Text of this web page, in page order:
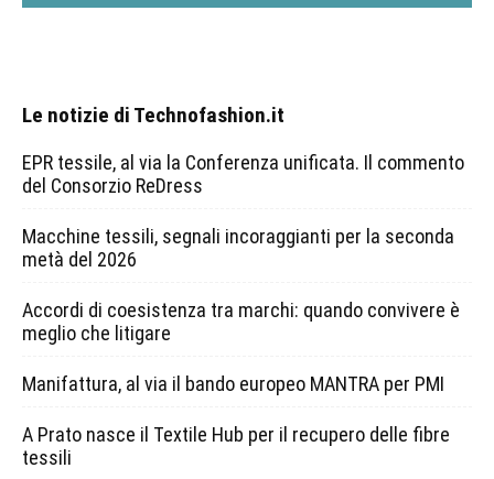
Le notizie di Technofashion.it
EPR tessile, al via la Conferenza unificata. Il commento
del Consorzio ReDress
Macchine tessili, segnali incoraggianti per la seconda
metà del 2026
Accordi di coesistenza tra marchi: quando convivere è
meglio che litigare
Manifattura, al via il bando europeo MANTRA per PMI
A Prato nasce il Textile Hub per il recupero delle fibre
tessili